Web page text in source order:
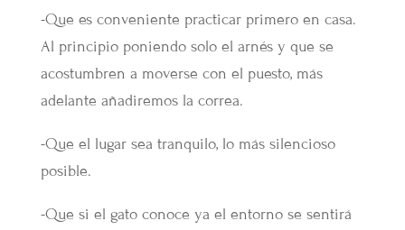
-Que es conveniente practicar primero en casa.
Al principio poniendo solo el arnés y que se
acostumbren a moverse con el puesto, más
adelante añadiremos la correa.
-Que el lugar sea tranquilo, lo más silencioso
posible.
-Que si el gato conoce ya el entorno se sentirá